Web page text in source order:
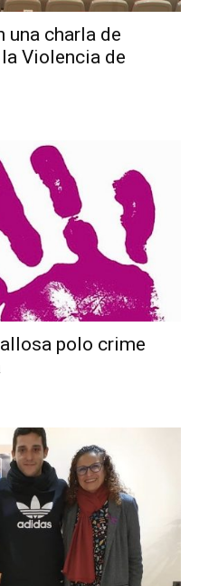
una charla de
Violencia de
polo crime